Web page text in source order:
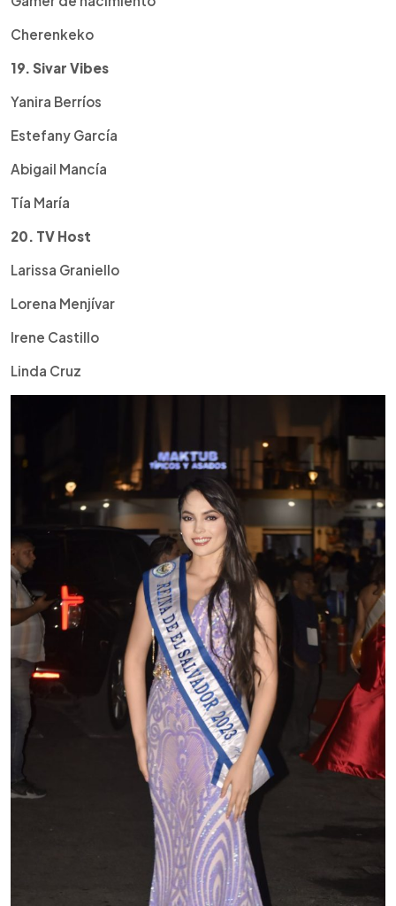
Cherenkeko
19. Sivar Vibes
Yanira Berríos
Estefany García
Abigail Mancía
Tía María
20. TV Host
Larissa Graniello
Lorena Menjívar
Irene Castillo
Linda Cruz